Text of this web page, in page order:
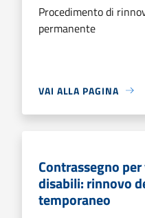
Procedimento di
permanente
VAI ALLA PAGINA
Contrassegno
disabili: rinnovo
temporaneo